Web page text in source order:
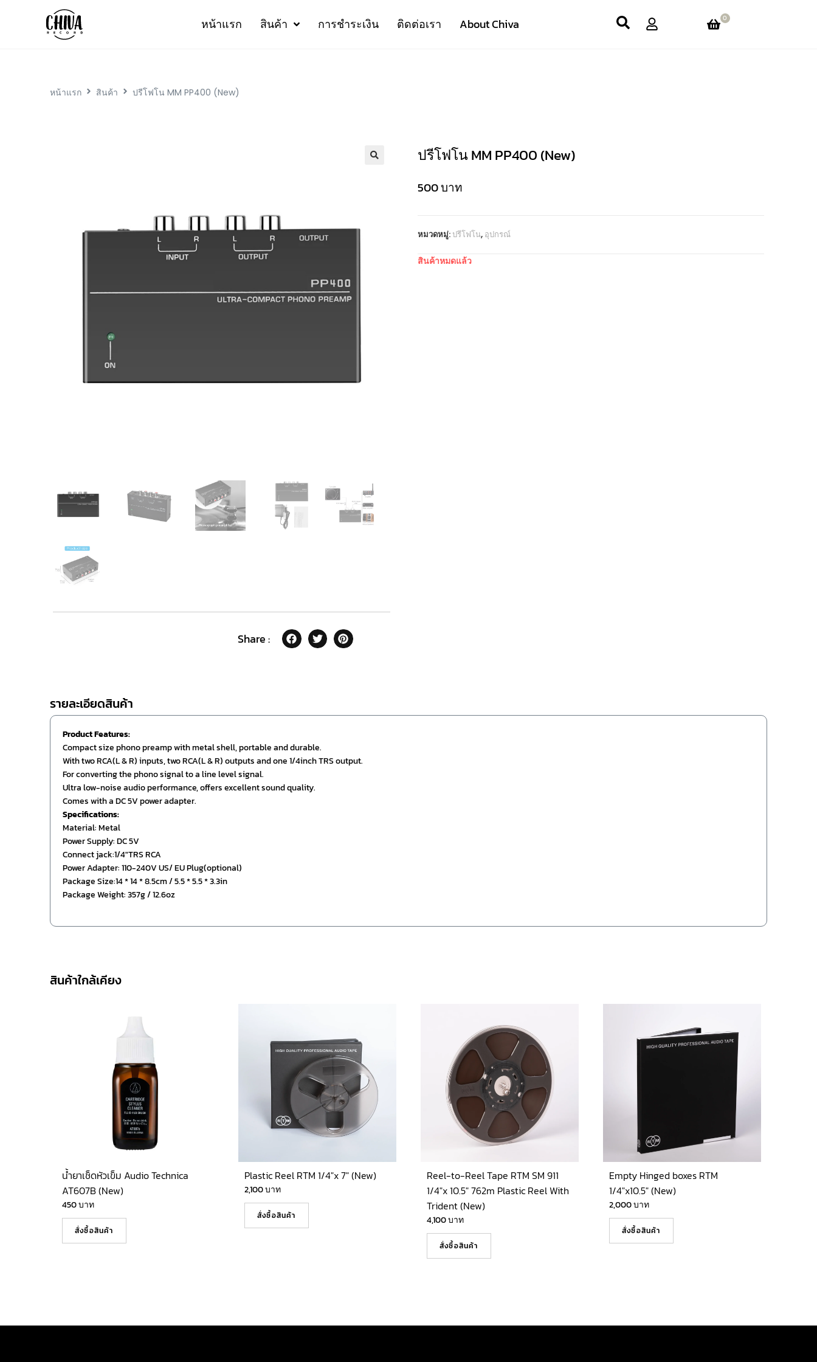
หน้าแรก สินค้า การชำระเงิน ติดต่อเรา About Chiva 0
หน้าแรก สินค้า ปรีโฟโน MM PP400 (New)
Share :
ปรีโฟโน MM PP400 (New)
500บาท
หมวดหมู่:ปรีโฟโน, อุปกรณ์
สินค้าหมดแล้ว
รายละเอียดสินค้า
Product Features:
Compact size phono preamp with metal shell, portable and durable.
With two RCA(L & R) inputs, two RCA(L & R) outputs and one 1/4inch TRS output.
For converting the phono signal to a line level signal.
Ultra low-noise audio performance, offers excellent sound quality.
Comes with a DC 5V power adapter.
Specifications:
Material: Metal
Power Supply: DC 5V
Connect jack:1/4″TRS RCA
Power Adapter: 110-240V US/ EU Plug(optional)
Package Size:14 * 14 * 8.5cm / 5.5 * 5.5 * 3.3in
Package Weight: 357g / 12.6oz
สินค้าใกล้เคียง
น้ำยาเช็ดหัวเข็ม Audio Technica
AT607B (New)
450บาท
สั่งซื้อสินค้า
Plastic Reel RTM 1/4″x 7″ (New)
2,100บาท
สั่งซื้อสินค้า
Reel-to-Reel Tape RTM SM 911
1/4″x 10.5″ 762m Plastic Reel With
Trident (New)
4,100บาท
สั่งซื้อสินค้า
Empty Hinged boxes RTM
1/4″x10.5″ (New)
2,000บาท
สั่งซื้อสินค้า